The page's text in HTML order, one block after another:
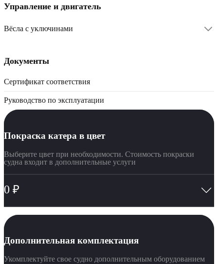
Управление и двигатель
Вёсла с уключинами
Документы
Сертификат соответствия
Руководство по эксплуатации
Покраска катера в цвет
Выберите цвет при необходимости. Стоимость покраски
судна входит в дополнительные услуги
0 ₽
Дополнительная комплектация
Укомплектуйте свое судно дополнительным оборудованием